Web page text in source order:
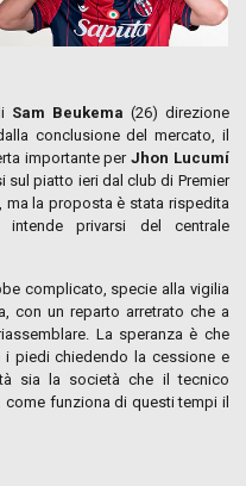
Sam Beukema (26) direzione
conclusione del mercato, il
importante perJhon Lucumí
sul piatto ieri dal club di Premier
ma la proposta è stata rispedita
privarsi del centrale
complicato, specie alla vigilia
con un reparto arretrato che a
La speranza è che
piedi chiedendo la cessione e
sia la società che il tecnico
come funziona di questi tempi il